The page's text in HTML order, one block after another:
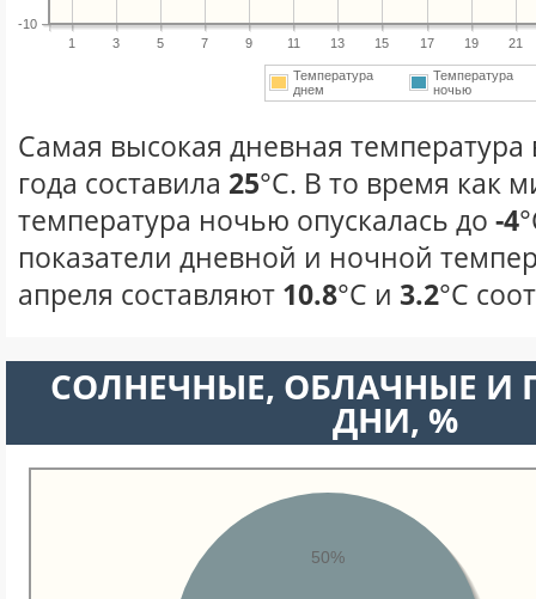
1 3 5 7 9 11 13 15 17 19 21
-10
Температура
днем
Температура
ночью
Самая высокая дневная температура
года составила 25°С. В то время как
температура ночью опускалась до -4
показатели дневной и ночной
апреля составляют 10.8°С и 3.2°С
CОЛНЕЧНЫЕ, ОБЛАЧНЫЕ И
ДНИ, %
50%